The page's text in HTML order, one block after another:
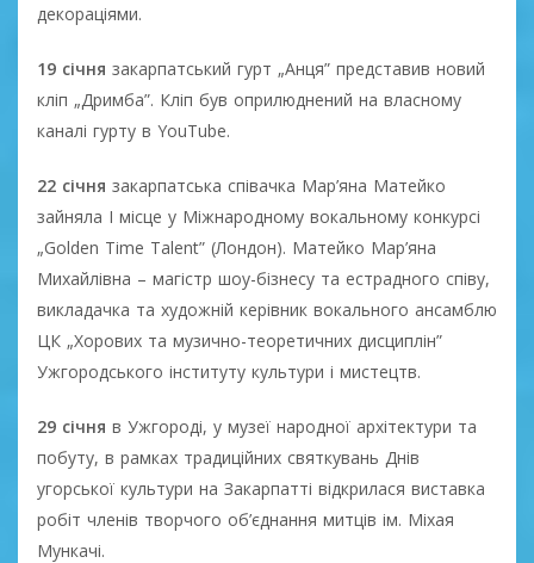
декораціями.
19 січня закарпатський гурт „Анця” представив новий
кліп „Дримба”. Кліп був оприлюднений на власному
каналі гурту в YouTube.
22 січня закарпатська співачка Мар’яна Матейко
зайняла I місце у Міжнародному вокальному конкурсі
„Golden Time Talent” (Лондон). Матейко Мар’яна
Михайлівна – магістр шоу-бізнесу та естрадного співу,
викладачка та художній керівник вокального ансамблю
ЦК „Хорових та музично-теоретичних дисциплін”
Ужгородського інституту культури і мистецтв.
29 січня в Ужгороді, у музеї народної архітектури та
побуту, в рамках традиційних святкувань Днів
угорської культури на Закарпатті відкрилася виставка
робіт членів творчого об’єднання митців ім. Міхая
Мункачі.